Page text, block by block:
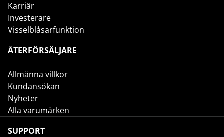
Karriär
Investerare
Visselblåsarfunktion
ÅTERFÖRSÄLJARE
Allmänna villkor
Kundansökan
Nyheter
Alla varumärken
SUPPORT